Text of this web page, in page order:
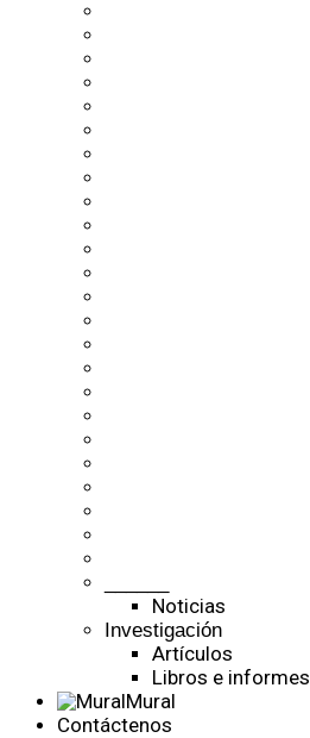
Noticias
Investigación
Artículos
Libros e informes
Mural
Contáctenos